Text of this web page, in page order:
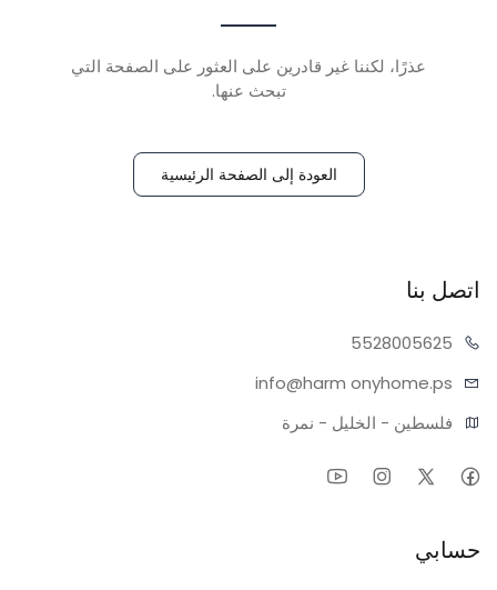
عذرًا، لكننا غير قادرين على العثور على الصفحة التي
تبحث عنها.
العودة إلى الصفحة الرئيسية
اتصل بنا
05625
55280
info@harm onyhome.ps
فلسطين - الخليل - نمرة
حسابي